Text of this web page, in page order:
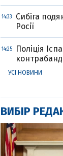
14:33
Сибіга
Росії
14:25
Поліція
УСІ НОВИНИ
ВИБІР